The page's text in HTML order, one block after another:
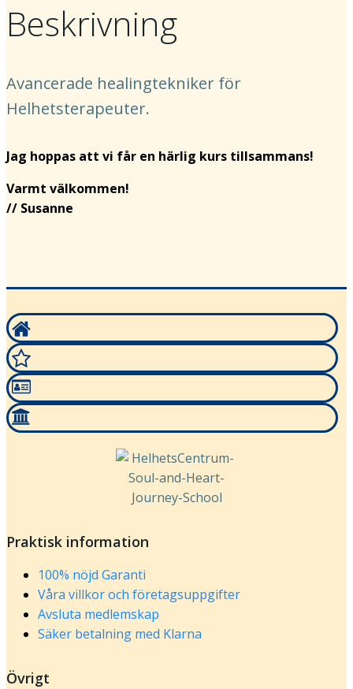
2027
på
Kursbetalning
mängd
Beskrivning
Avancerade healingtekniker för
Helhetsterapeuter.
Jag hoppas att vi får en härlig kurs tillsammans!
Varmt välkommen!
// Susanne
Praktisk information
100% nöjd Garanti
Våra villkor och företagsuppgifter
Avsluta medlemskap
Säker betalning med Klarna
Övrigt